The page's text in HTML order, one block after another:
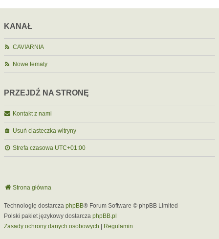
KANAŁ
CAVIARNIA
Nowe tematy
PRZEJDŹ NA STRONĘ
Kontakt z nami
Usuń ciasteczka witryny
Strefa czasowa UTC+01:00
Strona główna
Technologię dostarcza phpBB® Forum Software © phpBB Limited
Polski pakiet językowy dostarcza phpBB.pl
Zasady ochrony danych osobowych
Regulamin